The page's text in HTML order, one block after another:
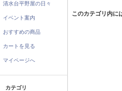
清水台平野屋の日々
イベント案内
おすすめの商品
カートを見る
マイページへ
テゴリ
このカテゴリ内に